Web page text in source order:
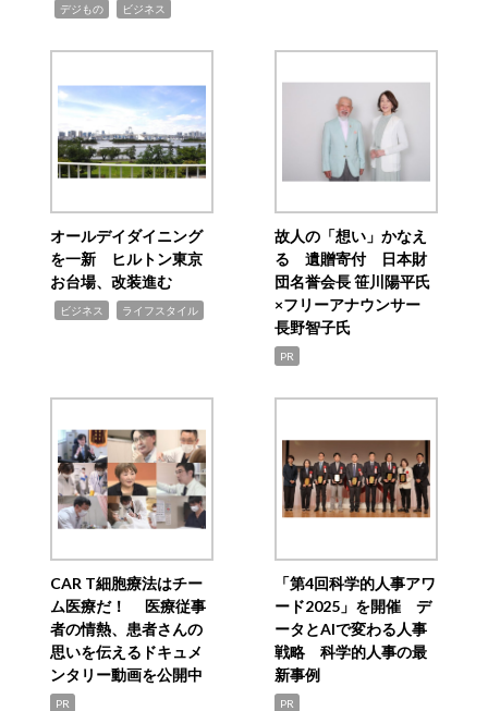
デジもの ビジネス
オールデイダイニング
を一新 ヒルトン東京
お台場、改装進む
ビジネス ライフスタイル
故人の「想い」かなえ
る 遺贈寄付 日本財
団名誉会長 笹川陽平氏
×フリーアナウンサー
長野智子氏
PR
CAR T細胞療法はチー
ム医療だ！ 医療従事
者の情熱、患者さんの
思いを伝えるドキュメ
ンタリー動画を公開中
PR
「第4回科学的人事アワ
ード2025」を開催 デ
ータとAIで変わる人事
戦略 科学的人事の最
新事例
PR